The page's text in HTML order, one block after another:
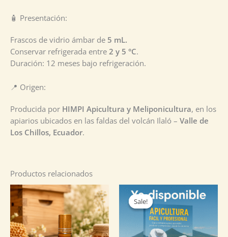
🧴 Presentación:
Frascos de vidrio ámbar de 5 mL.
Conservar refrigerada entre 2 y 5 °C.
Duración: 12 meses bajo refrigeración.
📍 Origen:
Producida por HIMPI Apicultura y Meliponicultura, en los
apiarios ubicados en las faldas del volcán Ilaló – Valle de
Los Chillos, Ecuador.
Productos relacionados
Sale!
Sale!
Original
price
was:
$14.90.
Current
price
$7.50.